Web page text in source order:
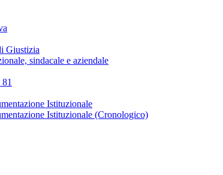
Giustizia
sindacale e aziendale
Istituzionale
Istituzionale (Cronologico)